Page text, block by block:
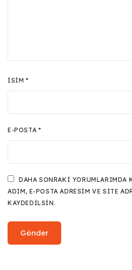
İSIM*
E-POSTA *
DAHA SONRAKI
ADIM, E-POSTA ADRESIM VE SITE
KAYDEDILSIN.